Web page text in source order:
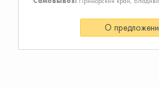
Осушитель нет
Тип смазки масляный
О